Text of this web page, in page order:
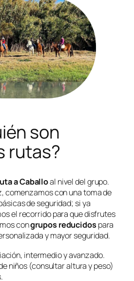
son
rutas?
a Caballoal nivel del grupo.
comenzamos con una toma de
de seguridad; si ya
el recorrido para que disfrutes
congrupos reducidos para
y mayor seguridad.
intermedio y avanzado.
niños (consultar altura y peso)